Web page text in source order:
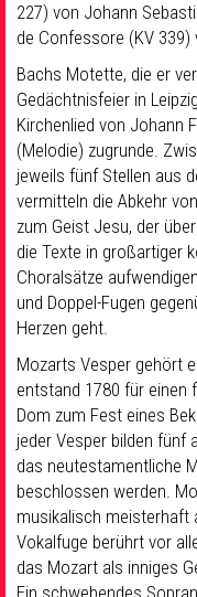
227) von Johann
de Confessore (KV
Bachs Motette, die er
Gedächtnisfeier in
Kirchenlied von Johann
(Melodie) zugrunde.
jeweils fünf Stellen aus
vermitteln die Abkehr
zum Geist Jesu, der
die Texte in großartiger
Choralsätze
und Doppel-Fugen
Herzen geht.
Mozarts Vesper gehört
entstand 1780 für einen
Dom zum Fest eines
jeder Vesper bilden fünf
das neutestamentliche
beschlossen werden.
musikalisch meisterhaft
Vokalfuge berührt vor
das Mozart als inniges